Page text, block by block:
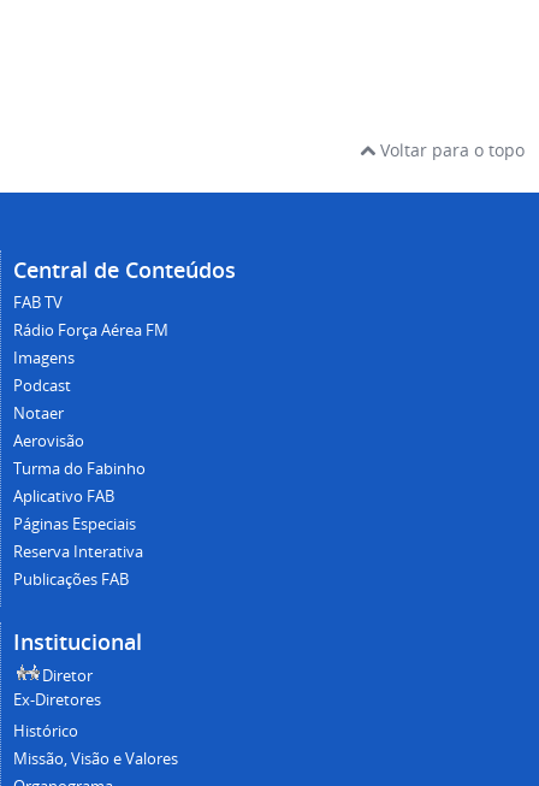
Voltar para o topo
Central de Conteúdos
FAB TV
Rádio Força Aérea FM
Imagens
Podcast
Notaer
Aerovisão
Turma do Fabinho
Aplicativo FAB
Páginas Especiais
Reserva Interativa
Publicações FAB
Institucional
Diretor
Ex-Diretores
Histórico
Missão, Visão e Valores